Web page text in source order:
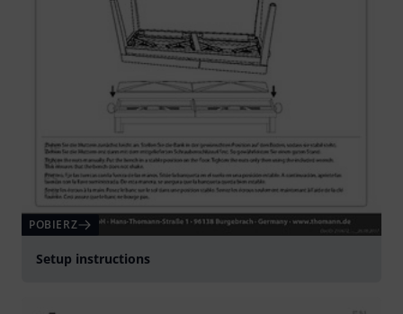
POBIERZ
Setup instructions